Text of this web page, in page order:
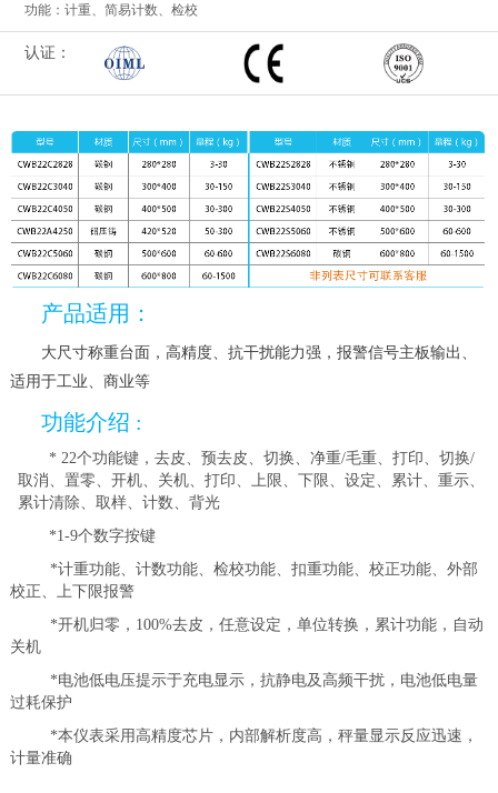
功能：计重、简易计数、检校
认证：
产品适用：
大尺寸称重台面， 高精度、抗干扰能力强，报警信号主板输出、
适用于工业、商业等
功能介绍 :
* 22个功能键，去皮、预去皮、切换、净重/毛重、打印、切换/
取消、置零、开机、关机、打印、上限、下限、设定、累计、重示、
累计清除、取样、计数、背光
*1-9个数字按键
*计重功能、计数功能、检校功能、扣重功能、校正功能、外部
校正、上下限报警
*开机归零，100%去皮，任意设定，单位转换，累计功能，自动
关机
*电池低电压提示于充电显示，抗静电及高频干扰，电池低电量
过耗保护
*本仪表采用高精度芯片，内部解析度高，秤量显示反应迅速，
计量准确